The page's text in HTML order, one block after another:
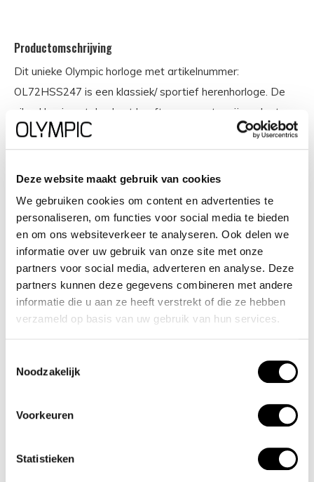
Deze website maakt gebruik van cookies
We gebruiken cookies om content en advertenties te
personaliseren, om functies voor social media te bieden
en om ons websiteverkeer te analyseren. Ook delen we
informatie over uw gebruik van onze site met onze
partners voor social media, adverteren en analyse. Deze
partners kunnen deze gegevens combineren met andere
informatie die u aan ze heeft verstrekt of die ze hebben
verzameld op basis van uw gebruik van hun services.
Noodzakelijk
Voorkeuren
Statistieken
Productomschrijving
Dit unieke Olympic horloge met artikelnummer:
OL72HSS247 is een klassiek/ sportief herenhorloge. De
zilverkleurige stalen kast heeft een zwarte wijzerplaat
met streepjes als tijds aanduiding en een datum. Aan het
horloge zit een stalen schakelband met een vouwsluiting.
Het horloge heeft een mineraalglas, een afmeting van
Waterdichtheid 10 ATM
Dit horloge is bestand tegen water bij het zwemmen en
douchen. Dit horloge is niet bestand tegen (grote)
waterdruk dus je kunt er niet mee duiken.
Een mooi horloge hoeft niet duur te zijn! Het Nederlandse
series, digitale uurwerken en elegante dameshorloges. De
vaandel met prijzen die uiteenlopen van € 34,95 tot en